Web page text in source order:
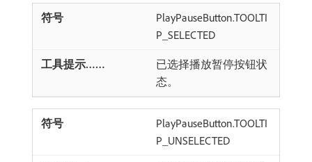
PlayPauseButton.TOOLTI
P_SELECTED
已选择播放暂停按钮状
态。
PlayPauseButton.TOOLTI
P_UNSELECTED